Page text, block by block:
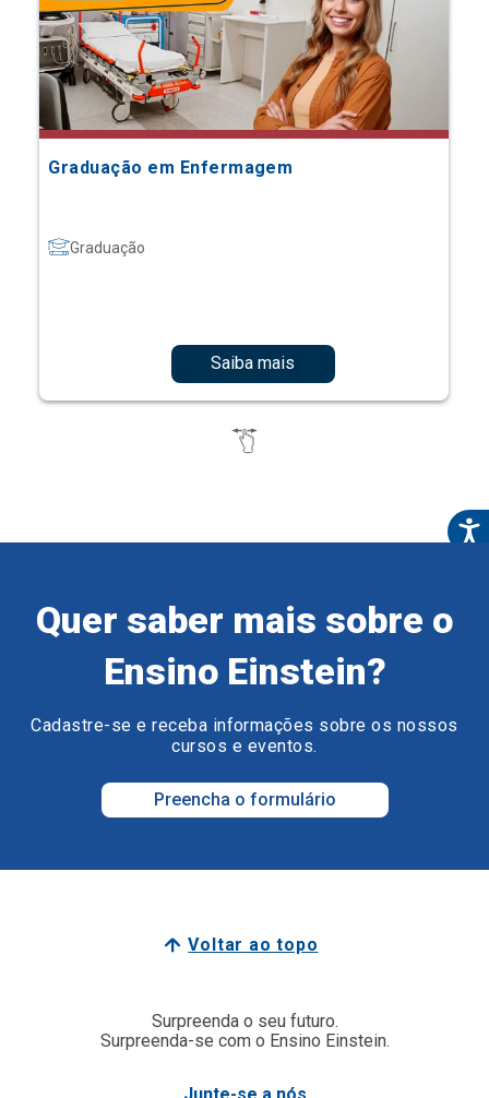
Graduação em Enfermagem
Graduação
Saiba mais
Quer saber mais sobre o
Ensino Einstein?
Cadastre-se e receba informações sobre os nossos
cursos e eventos.
Preencha o formulário
Voltar ao topo
Surpreenda o seu futuro.
Surpreenda-se com o Ensino Einstein.